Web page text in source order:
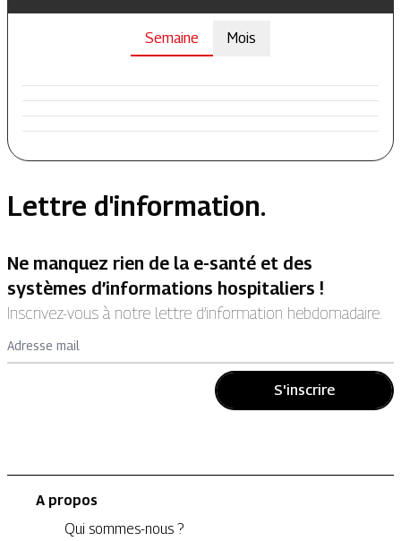
Semaine Mois
Lettre d'information.
Ne manquez rien de la e-santé et des
systèmes d’informations hospitaliers !
Inscrivez-vous à notre lettre d’information hebdomadaire.
Adresse mail
S'inscrire
A propos
Qui sommes-nous ?